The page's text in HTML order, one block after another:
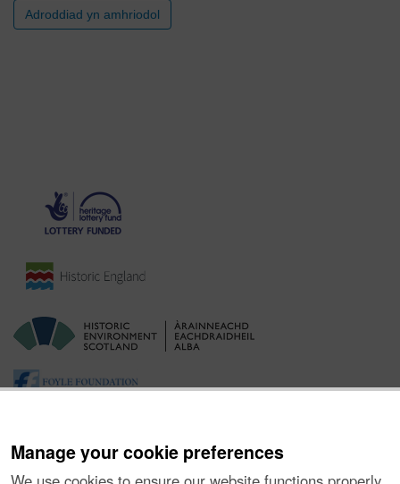
Manage your cookie preferences
Adroddiad yn amhriodol